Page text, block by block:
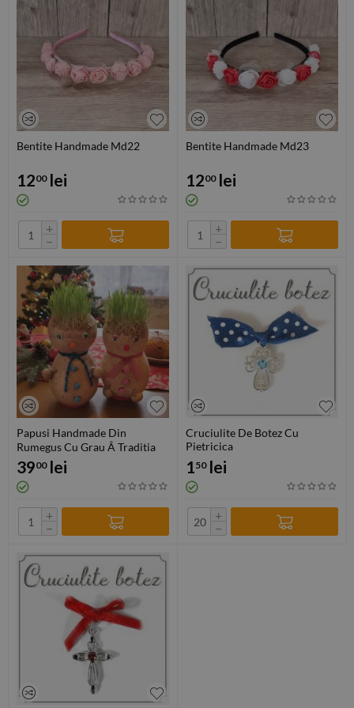
Bentite Handmade Md22
1200 lei
+
−
Bentite Handmade Md23
1200 lei
+
−
Papusi Handmade Din
Rumegus Cu Grau Â Traditia
De Sfantul Andrei
3900 lei
+
−
Cruciulite De Botez Cu
Pietricica
150 lei
+
−